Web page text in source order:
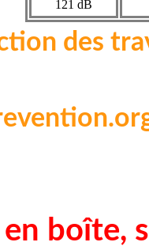
121 dB
des
boîte,